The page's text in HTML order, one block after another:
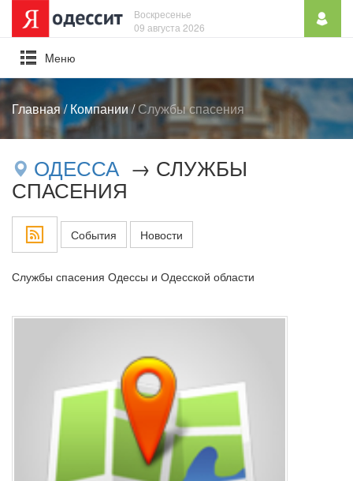
Воскресенье
09 августа 2026
Mеню
Главная/Компании/Службы спасения
ОДЕССА → СЛУЖБЫ
СПАСЕНИЯ
События Новости
Службы спасения Одессы и Одесской области